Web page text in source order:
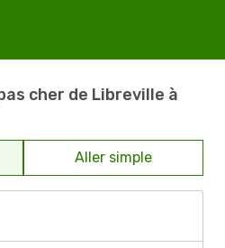
cher de Libreville à
Aller simple